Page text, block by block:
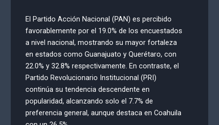
El Partido Acción Nacional (PAN) es percibido
favorablemente por el 19.0% de los encuestados
a nivel nacional, mostrando su mayor fortaleza
en estados como Guanajuato y Querétaro, con
22.0% y 32.8% respectivamente. En contraste, el
Partido Revolucionario Institucional (PRI)
continúa su tendencia descendente en
popularidad, alcanzando solo el 7.7% de
preferencia general, aunque destaca en Coahuila